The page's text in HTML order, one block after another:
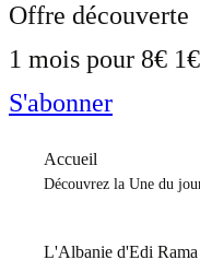
Offre découverte
1 mois pour 8€ 1€
S'abonner
Accueil
Découvrez la Une du
L'Albanie d'Edi Rama